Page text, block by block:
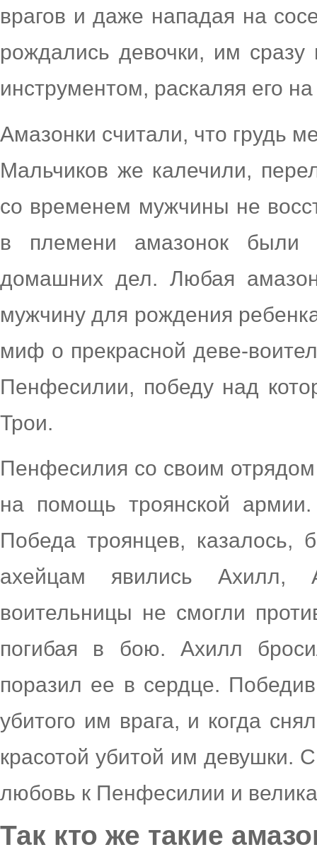
врагов и даже нападая на
рождались девочки, им
инструментом, раскаляя его на
Амазонки считали, что грудь
Мальчиков же калечили,
со временем мужчины не
в племени амазонок были
домашних дел. Любая
мужчину для рождения
миф о прекрасной деве-
Пенфесилии, победу над
Трои.
Пенфесилия со своим
на помощь троянской
Победа троянцев,
ахейцам явились Ахилл,
воительницы не смогли
погибая в бою. Ахилл
поразил ее в сердце.
убитого им врага, и когда
красотой убитой им девушки.
любовь к Пенфесилии и
Так кто же такие